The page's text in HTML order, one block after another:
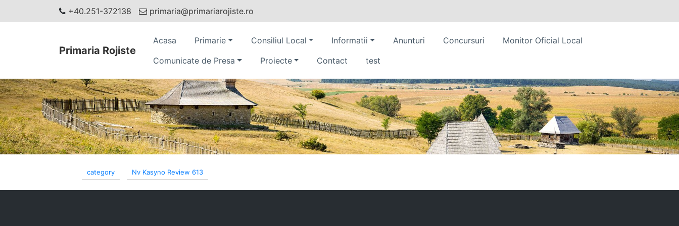
+40.251-372138 primaria@primariarojiste.ro
Primaria Rojiste
Acasa Primarie Consiliul Local Informatii Anunturi Concursuri
Monitor Oficial Local
Comunicate de Presa
Proiecte Contact test
category Nv Kasyno Review 613